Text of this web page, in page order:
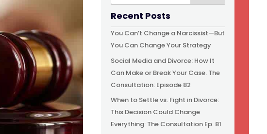
Recent Posts
You Can’t Change a Narcissist—But
You Can Change Your Strategy
Social Media and Divorce: How It
Can Make or Break Your Case. The
Consultation: Episode 82
When to Settle vs. Fight in Divorce:
This Decision Could Change
Everything: The Consultation Ep. 81